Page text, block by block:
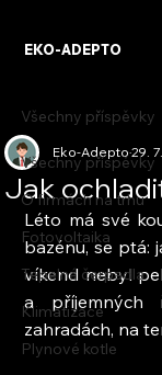
EKO-ADEPTO
Všechny příspěvky
O firmách na trhu
Fotovoltaika
Tepelná čerpadla
Klimatizace
Plynové kotle
Všechny příspěvky
Jak
Eko-Adepto29.
Léto má své
bazénu, se ptá:
víkend nebyl
a příjemných
zahradách, na